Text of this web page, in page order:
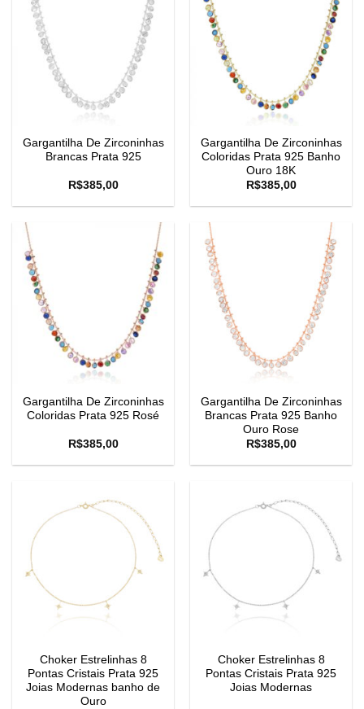
Gargantilha De Zirconinhas
Brancas Prata 925
R$385,00
Gargantilha De Zirconinhas
Coloridas Prata 925 Banho
Ouro 18K
R$385,00
Gargantilha De Zirconinhas
Coloridas Prata 925 Rosé
R$385,00
Gargantilha De Zirconinhas
Brancas Prata 925 Banho
Ouro Rose
R$385,00
Choker Estrelinhas 8
Pontas Cristais Prata 925
Joias Modernas banho de
Ouro
Choker Estrelinhas 8
Pontas Cristais Prata 925
Joias Modernas